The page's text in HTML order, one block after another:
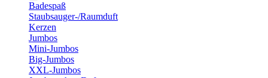
Badespaß
Staubsauger-/Raumduft
Kerzen
Jumbos
Mini-Jumbos
Big-Jumbos
XXL-Jumbos